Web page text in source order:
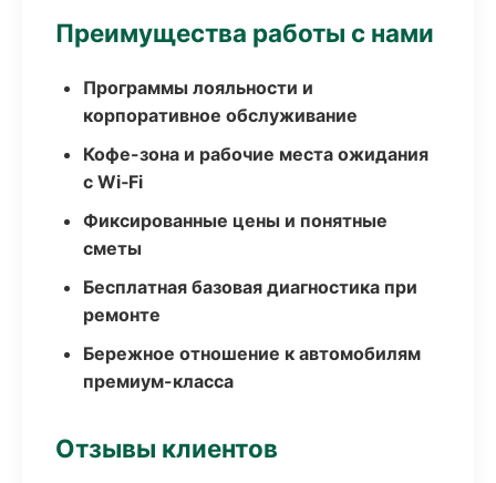
Преимущества работы с нами
Программы лояльности и
корпоративное обслуживание
Кофе-зона и рабочие места ожидания
с Wi‑Fi
Фиксированные цены и понятные
сметы
Бесплатная базовая диагностика при
ремонте
Бережное отношение к автомобилям
премиум-класса
Отзывы клиентов